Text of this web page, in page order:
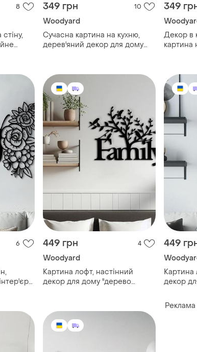
8 349 грн 10
Woodyard
Сучасна картина на кухню,
дерев'яний декор для дому
349
Декор в
картина
6 449 грн 4
Woodyard
Картина лофт, настінний
декор для дому "дерево
449
Картина
декор
панно